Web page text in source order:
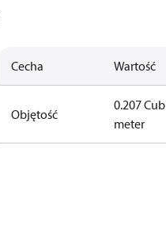
Cecha Wartość
Objętość
0.207
meter